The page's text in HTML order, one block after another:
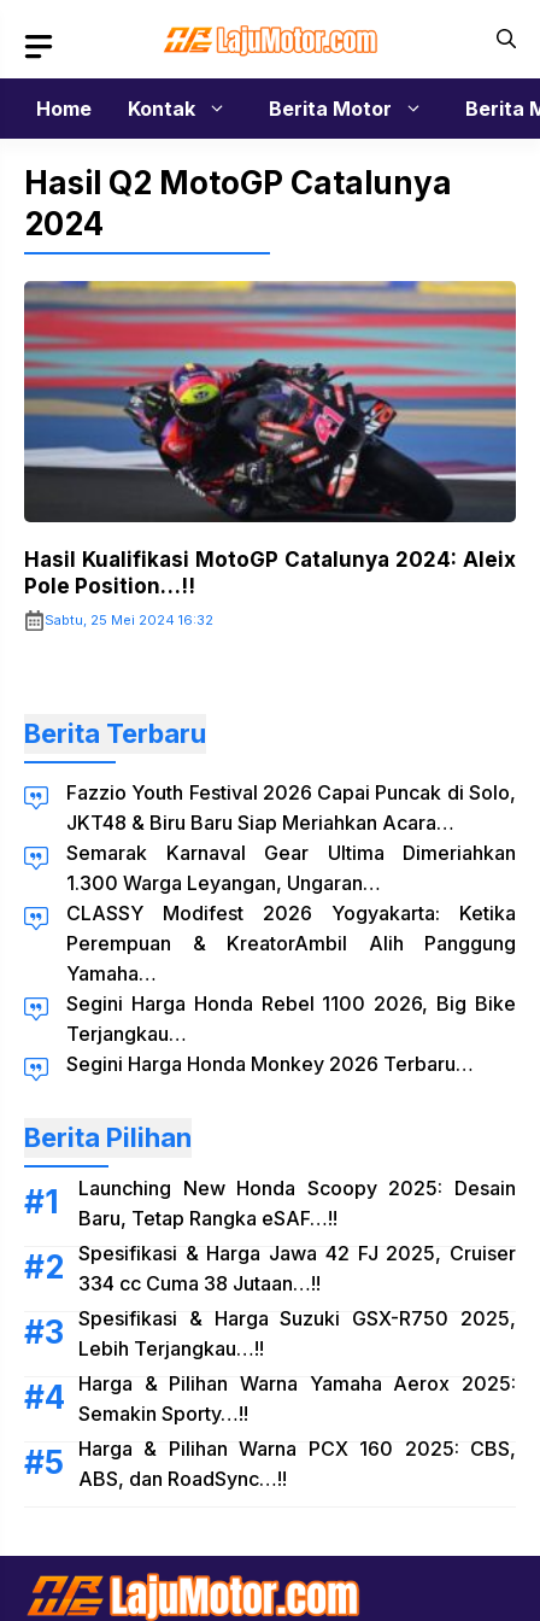
isi
Home
Kontak Berita Motor Berita
Hasil Q2 MotoGP Catalunya
2024
Hasil Kualifikasi MotoGP Catalunya 2024: Aleix
Pole Position…!!
Sabtu, 25 Mei 2024 16:32
Berita Terbaru
Fazzio Youth Festival 2026 Capai Puncak di Solo,
JKT48 & Biru Baru Siap Meriahkan Acara…
Semarak Karnaval Gear Ultima Dimeriahkan
1.300 Warga Leyangan, Ungaran…
CLASSY Modifest 2026 Yogyakarta: Ketika
Perempuan & KreatorAmbil Alih Panggung
Yamaha…
Segini Harga Honda Rebel 1100 2026, Big Bike
Terjangkau…
Segini Harga Honda Monkey 2026 Terbaru…
Berita Pilihan
Launching New Honda Scoopy 2025: Desain
Baru, Tetap Rangka eSAF…!!
Spesifikasi & Harga Jawa 42 FJ 2025, Cruiser
334 cc Cuma 38 Jutaan…!!
Spesifikasi & Harga Suzuki GSX-R750 2025,
Lebih Terjangkau…!!
Harga & Pilihan Warna Yamaha Aerox 2025:
Semakin Sporty…!!
Harga & Pilihan Warna PCX 160 2025: CBS,
ABS, dan RoadSync…!!